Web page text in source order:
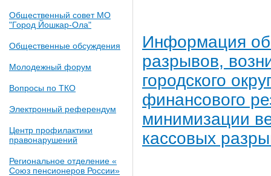
Общественный совет МО
"Город Йошкар-Ола"
Общественные обсуждения
Молодежный форум
Вопросы по ТКО
Электронный референдум
Центр профилактики
правонарушений
Региональное отделение «
Союз пенсионеров России»
Информация
разрывов,
городского
финансового
минимизации
кассовых